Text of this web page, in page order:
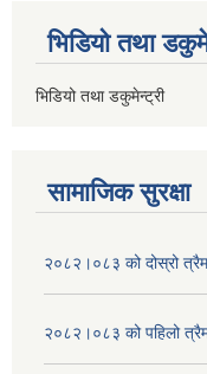
भिडियो तथा
भिडियो तथा डकुमेन्ट्री
सामाजिक सुरक्षा
२०८२।०८३ को दोस्रो
२०८२।०८३ को पहिलो